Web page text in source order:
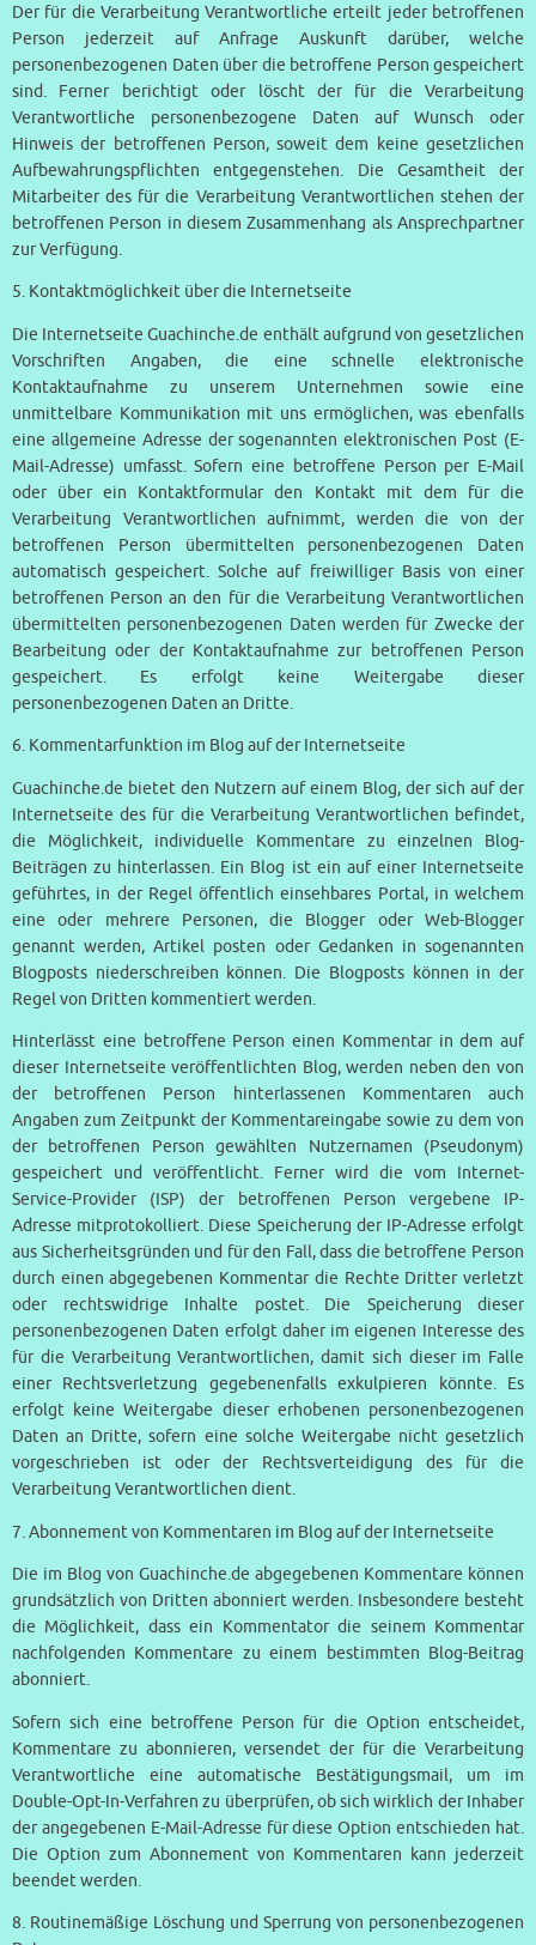
Der für die Verarbeitung Verantwortliche erteilt jeder betroffenen
Person jederzeit auf Anfrage Auskunft darüber, welche
personenbezogenen Daten über die betroffene Person gespeichert
sind. Ferner berichtigt oder löscht der für die Verarbeitung
Verantwortliche personenbezogene Daten auf Wunsch oder
Hinweis der betroffenen Person, soweit dem keine gesetzlichen
Aufbewahrungspflichten entgegenstehen. Die Gesamtheit der
Mitarbeiter des für die Verarbeitung Verantwortlichen stehen der
betroffenen Person in diesem Zusammenhang als Ansprechpartner
zur Verfügung.
5. Kontaktmöglichkeit über die Internetseite
Die Internetseite Guachinche.de enthält aufgrund von gesetzlichen
Vorschriften Angaben, die eine schnelle elektronische
Kontaktaufnahme zu unserem Unternehmen sowie eine
unmittelbare Kommunikation mit uns ermöglichen, was ebenfalls
eine allgemeine Adresse der sogenannten elektronischen Post (E-
Mail-Adresse) umfasst. Sofern eine betroffene Person per E-Mail
oder über ein Kontaktformular den Kontakt mit dem für die
Verarbeitung Verantwortlichen aufnimmt, werden die von der
betroffenen Person übermittelten personenbezogenen Daten
automatisch gespeichert. Solche auf freiwilliger Basis von einer
betroffenen Person an den für die Verarbeitung Verantwortlichen
übermittelten personenbezogenen Daten werden für Zwecke der
Bearbeitung oder der Kontaktaufnahme zur betroffenen Person
gespeichert. Es erfolgt keine Weitergabe dieser
personenbezogenen Daten an Dritte.
6. Kommentarfunktion im Blog auf der Internetseite
Guachinche.de bietet den Nutzern auf einem Blog, der sich auf der
Internetseite des für die Verarbeitung Verantwortlichen befindet,
die Möglichkeit, individuelle Kommentare zu einzelnen Blog-
Beiträgen zu hinterlassen. Ein Blog ist ein auf einer Internetseite
geführtes, in der Regel öffentlich einsehbares Portal, in welchem
eine oder mehrere Personen, die Blogger oder Web-Blogger
genannt werden, Artikel posten oder Gedanken in sogenannten
Blogposts niederschreiben können. Die Blogposts können in der
Regel von Dritten kommentiert werden.
Hinterlässt eine betroffene Person einen Kommentar in dem auf
dieser Internetseite veröffentlichten Blog, werden neben den von
der betroffenen Person hinterlassenen Kommentaren auch
Angaben zum Zeitpunkt der Kommentareingabe sowie zu dem von
der betroffenen Person gewählten Nutzernamen (Pseudonym)
gespeichert und veröffentlicht. Ferner wird die vom Internet-
Service-Provider (ISP) der betroffenen Person vergebene IP-
Adresse mitprotokolliert. Diese Speicherung der IP-Adresse erfolgt
aus Sicherheitsgründen und für den Fall, dass die betroffene Person
durch einen abgegebenen Kommentar die Rechte Dritter verletzt
oder rechtswidrige Inhalte postet. Die Speicherung dieser
personenbezogenen Daten erfolgt daher im eigenen Interesse des
für die Verarbeitung Verantwortlichen, damit sich dieser im Falle
einer Rechtsverletzung gegebenenfalls exkulpieren könnte. Es
erfolgt keine Weitergabe dieser erhobenen personenbezogenen
Daten an Dritte, sofern eine solche Weitergabe nicht gesetzlich
vorgeschrieben ist oder der Rechtsverteidigung des für die
Verarbeitung Verantwortlichen dient.
7. Abonnement von Kommentaren im Blog auf der Internetseite
Die im Blog von Guachinche.de abgegebenen Kommentare können
grundsätzlich von Dritten abonniert werden. Insbesondere besteht
die Möglichkeit, dass ein Kommentator die seinem Kommentar
nachfolgenden Kommentare zu einem bestimmten Blog-Beitrag
abonniert.
Sofern sich eine betroffene Person für die Option entscheidet,
Kommentare zu abonnieren, versendet der für die Verarbeitung
Verantwortliche eine automatische Bestätigungsmail, um im
Double-Opt-In-Verfahren zu überprüfen, ob sich wirklich der Inhaber
der angegebenen E-Mail-Adresse für diese Option entschieden hat.
Die Option zum Abonnement von Kommentaren kann jederzeit
beendet werden.
8. Routinemäßige Löschung und Sperrung von personenbezogenen